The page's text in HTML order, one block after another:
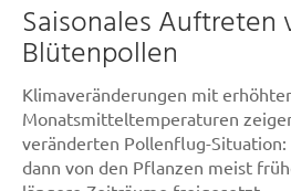
Saisonales Auftreten
Blütenpollen
Klimaveränderungen mit
Monatsmitteltemperaturen
veränderten Pollenflug-
dann von den Pflanzen meist